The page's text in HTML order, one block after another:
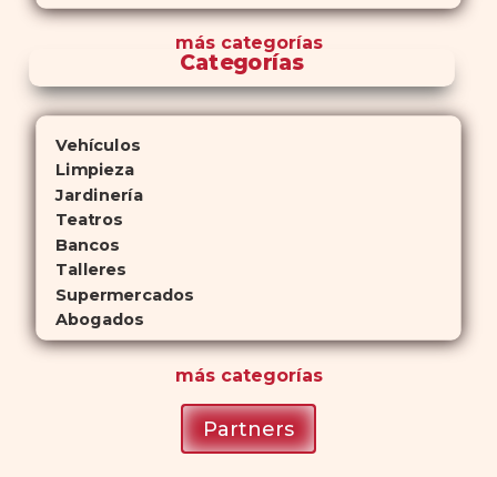
máscategorías
Categorías
Vehículos
Limpieza
Jardinería
Teatros
Bancos
Talleres
Supermercados
Abogados
máscategorías
Partners